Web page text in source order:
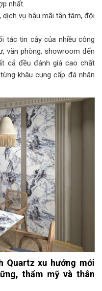
nhất.
, dịch vụ hậu mãi tận tâm, đội
tác tin cậy của nhiều công
văn phòng, showroom đến
cả đều đánh giá cao chất
khâu cung cấp đá nhân
Quartz xu hướng mới
thẩm mỹ và thân